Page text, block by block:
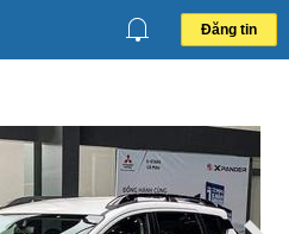
Đăng tin